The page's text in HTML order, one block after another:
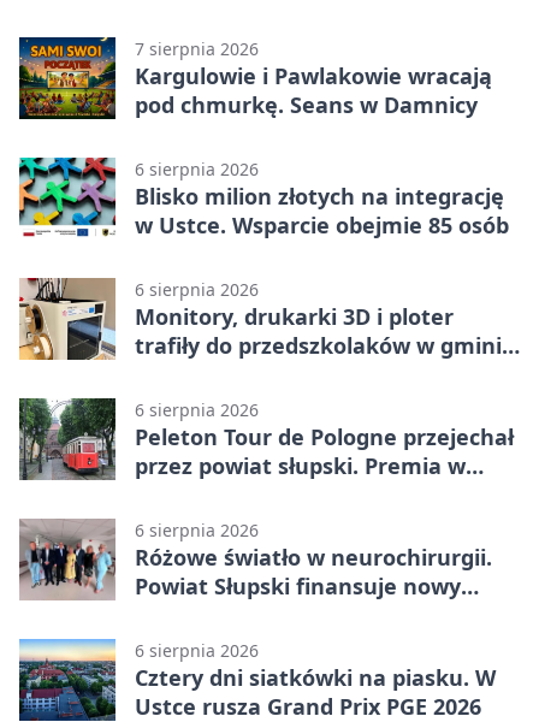
7 sierpnia 2026
Kargulowie i Pawlakowie wracają
pod chmurkę. Seans w Damnicy
6 sierpnia 2026
Blisko milion złotych na integrację
w Ustce. Wsparcie obejmie 85 osób
6 sierpnia 2026
Monitory, drukarki 3D i ploter
trafiły do przedszkolaków w gminie
6 sierpnia 2026
Peleton Tour de Pologne przejechał
przez powiat słupski. Premia w
6 sierpnia 2026
Różowe światło w neurochirurgii.
Powiat Słupski finansuje nowy
6 sierpnia 2026
Cztery dni siatkówki na piasku. W
Ustce rusza Grand Prix PGE 2026